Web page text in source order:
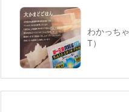
わかっち
T）